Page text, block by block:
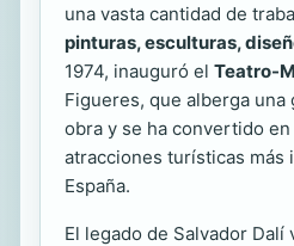
una vasta cantidad de
pinturas, esculturas,
1974, inauguró el Teatro-
Figueres, que alberga
obra y se ha convertido en
atracciones turísticas más
España.
El legado de Salvador Dalí